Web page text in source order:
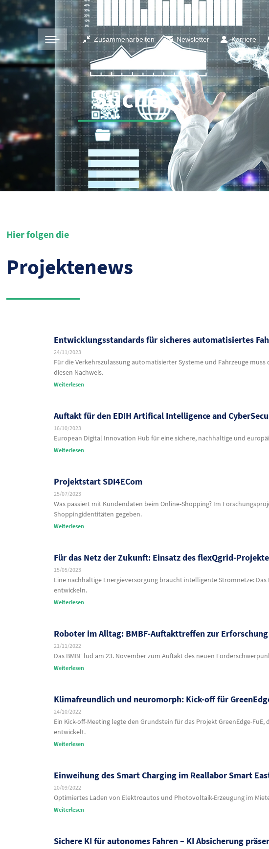
Zusammenarbeiten Newsletter Karriere
Suche
Hier folgen die
Projektenews
Entwicklungsstandards für sicheres automatisiertes
24/11/2023
Für die Verkehrszulassung automatisierter Systeme und Fahrzeuge
diesen Nachweis.
Weiterlesen
Auftakt für den EDIH Artifical Intelligence and
16/10/2023
European Digital Innovation Hub für eine sichere, nachhaltige und
Weiterlesen
Projektstart SDI4ECom
25/07/2023
Was passiert mit Kundendaten beim Online-Shopping? Im
Shoppingidentitäten gegeben.
Weiterlesen
Für das Netz der Zukunft: Einsatz des flexQgrid-
15/05/2023
Eine nachhaltige Energieversorgung braucht intelligente Stromnetze:
entwickeln.
Weiterlesen
Roboter im Alltag: BMBF-Auftakttreffen zur
21/11/2022
Das BMBF lud am 23. November zum Auftakt des neuen
Weiterlesen
Klimafreundlich und neuromorph: Kick-off für
24/10/2022
Ein Kick-off-Meeting legte den Grundstein für das Projekt GreenEdge-
entwickelt.
Weiterlesen
Einweihung des Smart Charging im Reallabor Smart
20/09/2022
Optimiertes Laden von Elektroautos und Photovoltaik-Erzeugung im
Weiterlesen
Sichere KI für autonomes Fahren – KI Absicherung